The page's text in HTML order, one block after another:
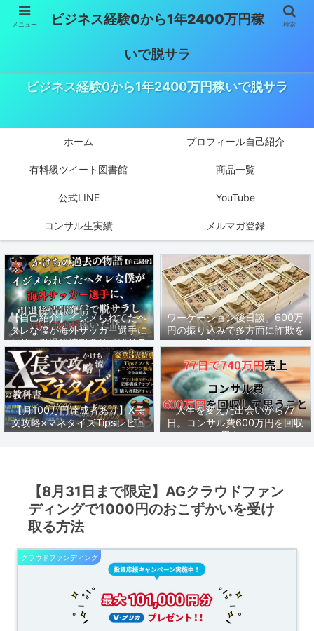
ビジネス経験0から1年2400万円稼いで脱サラ
ホーム プロフィール自己紹介
有料級ツイート図書館 商品一覧
公式LINE YouTube
コンサル生実績 メルマガ登録
【自己紹介】イジメられてたヘ
タレな僕が海外サッカー選手に
なり、引退後情報発信で脱サラ
し1年1500万稼いだ話。
ワーケーション後日談。600万
円の振り込みで多方面に詐欺を
疑われた話。
【月100万円達成者あり】X長
文攻略×マネタイズTipsレビュ
ーまとめ
人生を変えた出会いから77
日。コンサル費600万円を回収
して思うこと。
【8月31日まで限定】AGクラウドファン
ディングで1000円のおこずかいを受け
取る方法
クラウドファンディング
メニュー ビジネス経験0から1年2400万円稼
いで脱サラ
検索